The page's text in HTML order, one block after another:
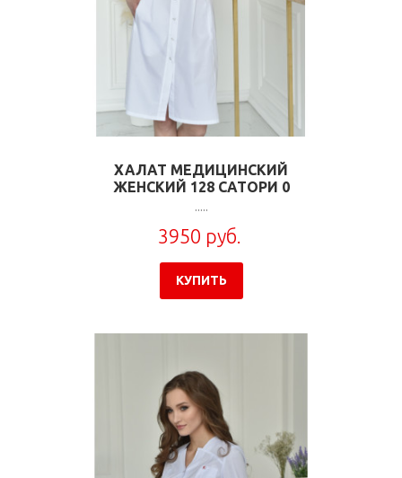
ХАЛАТ МЕДИЦИНСКИЙ
ЖЕНСКИЙ 128 САТОРИ 0
.....
3950 руб.
КУПИТЬ